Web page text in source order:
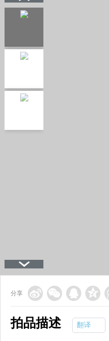
分享
拍品描述 翻译